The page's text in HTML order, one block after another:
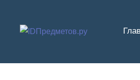
содержимому